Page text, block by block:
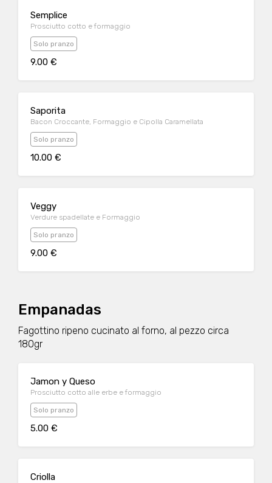
Semplice
Prosciutto cotto e formaggio
Solo pranzo
9.00 €
Saporita
Bacon Croccante, Formaggio e Cipolla Caramellata
Solo pranzo
10.00 €
Veggy
Verdure spadellate e Formaggio
Solo pranzo
9.00 €
Empanadas
Fagottino ripeno cucinato al forno, al pezzo circa
180gr
Jamon y Queso
Prosciutto cotto alle erbe e formaggio
Solo pranzo
5.00 €
Criolla